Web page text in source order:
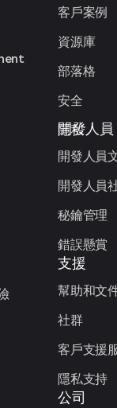
客戶案例
資源庫
部落格
安全
隱私
開發人員
開發人員
開發人員
秘鑰管理
錯誤懸賞
支援
幫助和文
社群
客戶支援
隱私支持
公司